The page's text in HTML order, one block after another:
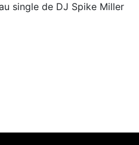
single de DJ Spike Miller